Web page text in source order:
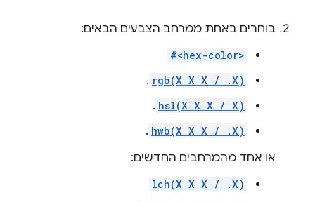
בוחרים באחת ממרחב הצבעים הבאים:
#<hex-color>
rgb(X X X / .X)
.
hsl(X X X / X)
.
hwb(X X X / .X)
.
או אחד מהמרחבים החדשים:
lch(X X X / .X)